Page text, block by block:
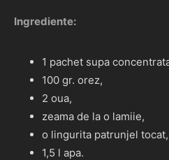
Ingrediente:
1 pachet supa
100 gr. orez,
2 oua,
zeama de la o lamiie,
o lingurita patrunjel tocat,
1,5 l apa.